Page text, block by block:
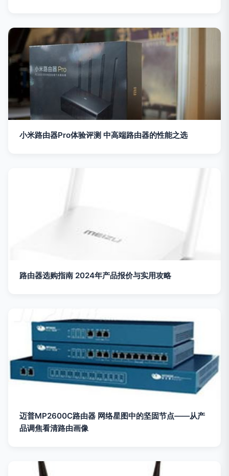
小米路由器Pro体验评测 中高端路由器的性能之选
路由器选购指南 2024年产品报价与实用攻略
迈普MP2600C路由器 网络星图中的坚固节点——从产
品调焦看清路由画像